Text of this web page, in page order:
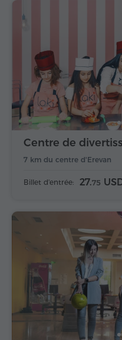
7 km du centre d'Erevan
Centre de
Billet d'entrée: 27.75